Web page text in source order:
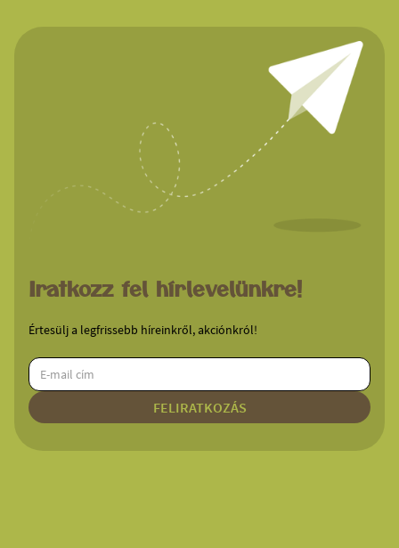
Iratkozz fel hírlevelünkre!
Értesülj a legfrissebb híreinkről, akciónkról!